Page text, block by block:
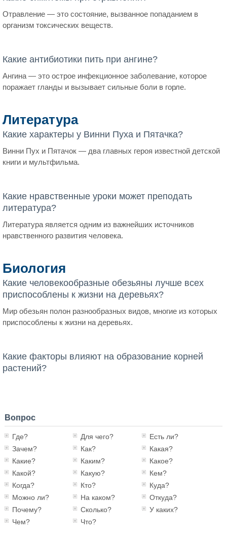
Отравление — это состояние, вызванное попаданием в
организм токсических веществ.
Какие антибиотики пить при ангине?
Ангина — это острое инфекционное заболевание, которое
поражает гланды и вызывает сильные боли в горле.
Литература
Какие характеры у Винни Пуха и Пятачка?
Винни Пух и Пятачок — два главных героя известной детской
книги и мультфильма.
Какие нравственные уроки может преподать
литература?
Литература является одним из важнейших источников
нравственного развития человека.
Биология
Какие человекообразные обезьяны лучше всех
приспособлены к жизни на деревьях?
Мир обезьян полон разнообразных видов, многие из которых
приспособлены к жизни на деревьях.
Какие факторы влияют на образование корней
растений?
Вопрос
Где? Для чего?
Есть ли?
Зачем?
Как?
Какая?
Какие?
Каким?
Какое?
Какой?
Какую?
Кем?
Когда?
Кто?
Куда?
Можно ли?
На каком?
Откуда?
Почему?
Сколько?
У каких?
Чем?
Что?